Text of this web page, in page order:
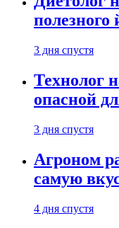
полезного
3 дня спустя
Технолог
опасной
3 дня спустя
Агроном
самую
4 дня спустя